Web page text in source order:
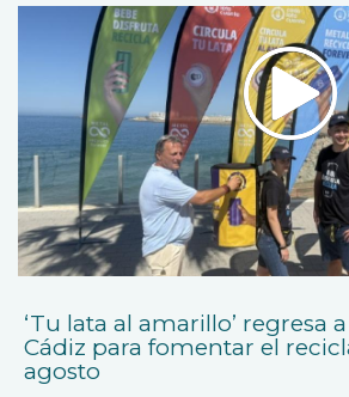
‘Tu lata al amarillo’ regresa
Cádiz para fomentar el
agosto